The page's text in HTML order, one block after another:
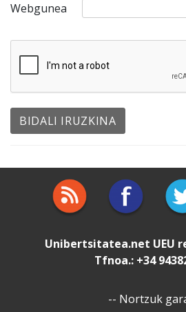
Webgunea
Unibertsitatea.net UEU
Tfnoa.: +34
-- Nortzuk